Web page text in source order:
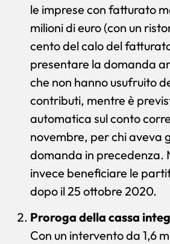
le imprese con fatturato
milioni di euro (con un
cento del calo del
presentare la domanda
che non hanno usufruito
contributi, mentre è
automatica sul conto
novembre, per chi aveva
domanda in precedenza.
invece beneficiare le
dopo il 25 ottobre 2020.
Proroga della cassa
Con un intervento da 1,6